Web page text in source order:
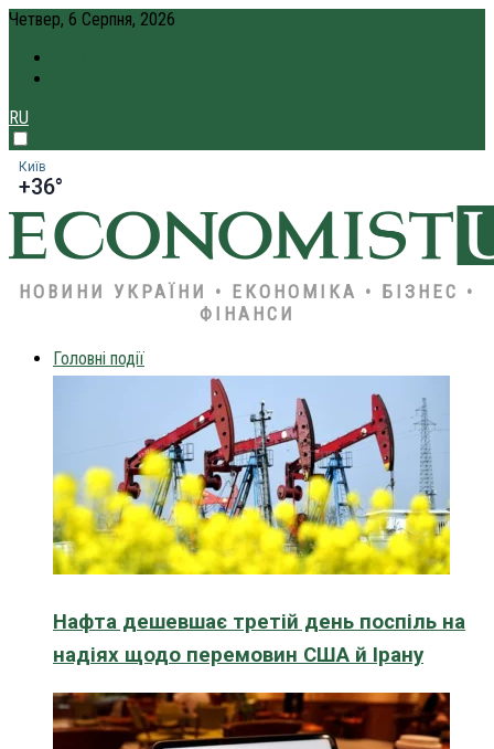
Четвер, 6 Серпня, 2026
RU
Київ
+36°
НОВИНИ УКРАЇНИ • ЕКОНОМІКА • БІЗНЕС •
ФІНАНСИ
Головні події
Нафта дешевшає третій день поспіль на
надіях щодо перемовин США й Ірану